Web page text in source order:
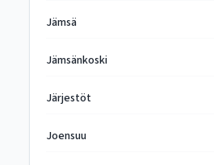
Jämsä
Jämsänkoski
Järjestöt
Joensuu